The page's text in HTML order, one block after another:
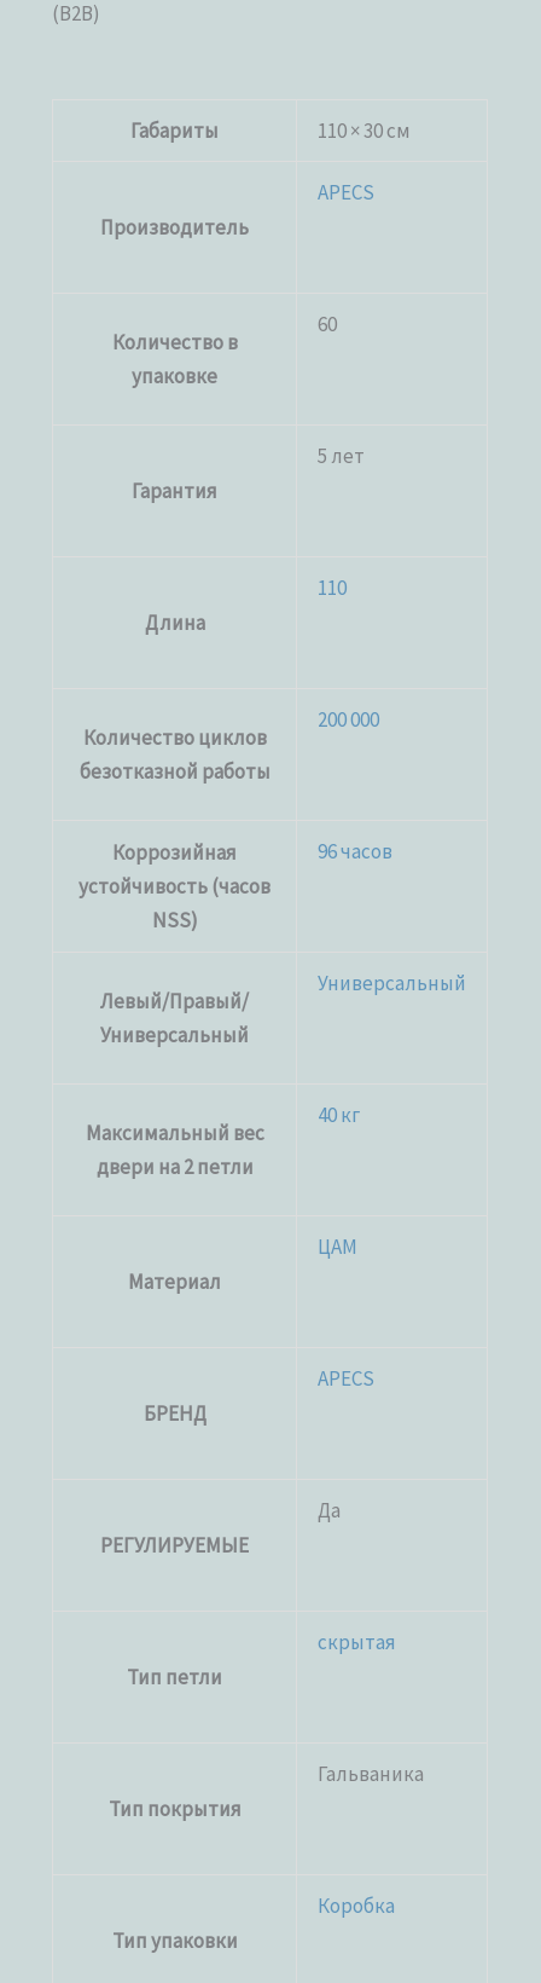
(B2B)
Габариты 110 × 30 см
Производитель
APECS
Количество в
упаковке
60
Гарантия
5 лет
Длина
110
Количество циклов
безотказной работы
200 000
Коррозийная
устойчивость (часов
NSS)
96 часов
Левый/Правый/
Универсальный
Универсальный
Максимальный вес
двери на 2 петли
40 кг
Материал
ЦАМ
БРЕНД
APECS
РЕГУЛИРУЕМЫЕ
Да
Тип петли
скрытая
Тип покрытия
Гальваника
Тип упаковки
Коробка